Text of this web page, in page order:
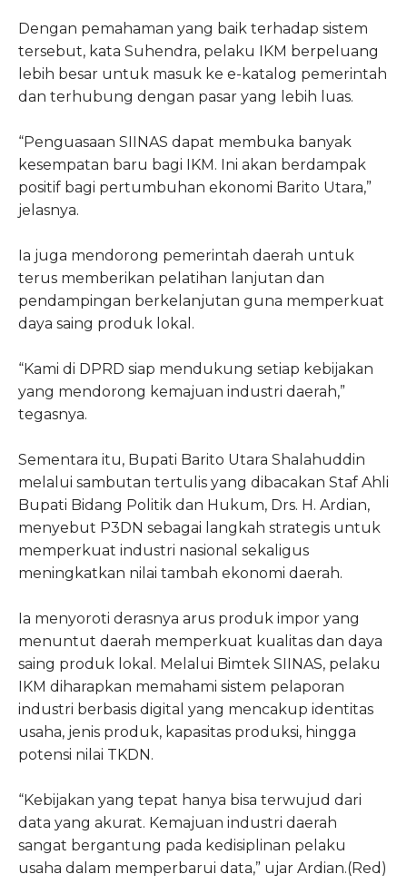
Dengan pemahaman yang baik terhadap sistem
tersebut, kata Suhendra, pelaku IKM berpeluang
lebih besar untuk masuk ke e-katalog pemerintah
dan terhubung dengan pasar yang lebih luas.
“Penguasaan SIINAS dapat membuka banyak
kesempatan baru bagi IKM. Ini akan berdampak
positif bagi pertumbuhan ekonomi Barito Utara,”
jelasnya.
Ia juga mendorong pemerintah daerah untuk
terus memberikan pelatihan lanjutan dan
pendampingan berkelanjutan guna memperkuat
daya saing produk lokal.
“Kami di DPRD siap mendukung setiap kebijakan
yang mendorong kemajuan industri daerah,”
tegasnya.
Sementara itu, Bupati Barito Utara Shalahuddin
melalui sambutan tertulis yang dibacakan Staf Ahli
Bupati Bidang Politik dan Hukum, Drs. H. Ardian,
menyebut P3DN sebagai langkah strategis untuk
memperkuat industri nasional sekaligus
meningkatkan nilai tambah ekonomi daerah.
Ia menyoroti derasnya arus produk impor yang
menuntut daerah memperkuat kualitas dan daya
saing produk lokal. Melalui Bimtek SIINAS, pelaku
IKM diharapkan memahami sistem pelaporan
industri berbasis digital yang mencakup identitas
usaha, jenis produk, kapasitas produksi, hingga
potensi nilai TKDN.
“Kebijakan yang tepat hanya bisa terwujud dari
data yang akurat. Kemajuan industri daerah
sangat bergantung pada kedisiplinan pelaku
usaha dalam memperbarui data,” ujar Ardian.(Red)